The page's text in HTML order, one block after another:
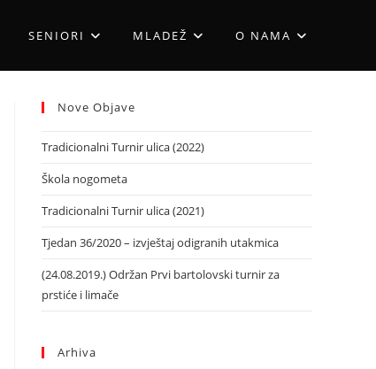
SENIORI MLADEŽ O NAMA
Nove Objave
Tradicionalni Turnir ulica (2022)
Škola nogometa
Tradicionalni Turnir ulica (2021)
Tjedan 36/2020 – izvještaj odigranih utakmica
(24.08.2019.) Održan Prvi bartolovski turnir za
prstiće i limače
Arhiva